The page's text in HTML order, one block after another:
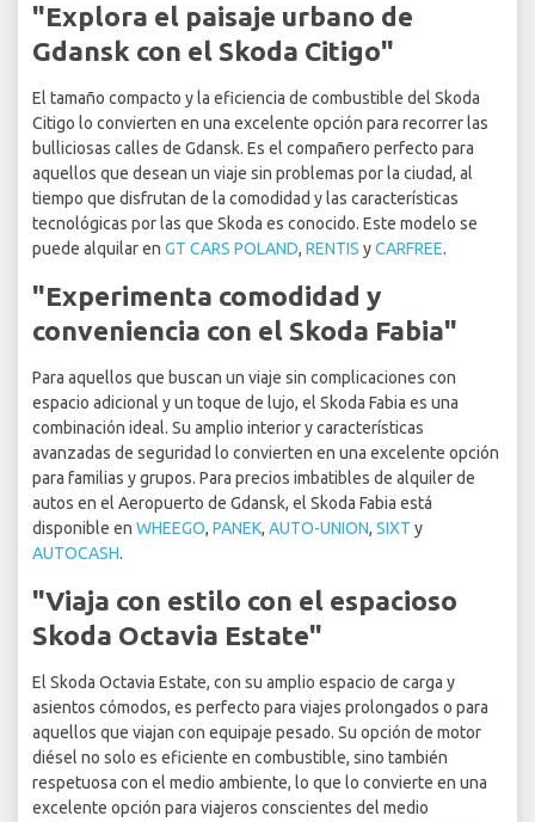
"Explora el paisaje urbano de
Gdansk con el Skoda Citigo"
El tamaño compacto y la eficiencia de combustible del Skoda
Citigo lo convierten en una excelente opción para recorrer las
bulliciosas calles de Gdansk. Es el compañero perfecto para
aquellos que desean un viaje sin problemas por la ciudad, al
tiempo que disfrutan de la comodidad y las características
tecnológicas por las que Skoda es conocido. Este modelo se
puede alquilar en GT CARS POLAND, RENTIS yCARFREE.
"Experimenta comodidad y
conveniencia con el Skoda Fabia"
Para aquellos que buscan un viaje sin complicaciones con
espacio adicional y un toque de lujo, el Skoda Fabia es una
combinación ideal. Su amplio interior y características
avanzadas de seguridad lo convierten en una excelente opción
para familias y grupos. Para precios imbatibles de alquiler de
autos en el Aeropuerto de Gdansk, el Skoda Fabia está
disponible en WHEEGO, PANEK, AUTO-UNION, SIXT y
AUTOCASH.
"Viaja con estilo con el espacioso
Skoda Octavia Estate"
El Skoda Octavia Estate, con su amplio espacio de carga y
asientos cómodos, es perfecto para viajes prolongados o para
aquellos que viajan con equipaje pesado. Su opción de motor
diésel no solo es eficiente en combustible, sino también
respetuosa con el medio ambiente, lo que lo convierte en una
excelente opción para viajeros conscientes del medio